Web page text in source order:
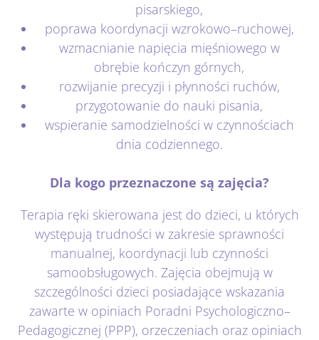
pisarskiego,
poprawa koordynacji wzrokowo–ruchowej,
wzmacnianie napięcia mięśniowego w
obrębie kończyn górnych,
rozwijanie precyzji i płynności ruchów,
przygotowanie do nauki pisania,
wspieranie samodzielności w czynnościach
dnia codziennego.
Dla kogo przeznaczone są zajęcia?
Terapia ręki skierowana jest do dzieci, u których
występują trudności w zakresie sprawności
manualnej, koordynacji lub czynności
samoobsługowych. Zajęcia obejmują w
szczególności dzieci posiadające wskazania
zawarte w opiniach Poradni Psychologiczno–
Pedagogicznej (PPP), orzeczeniach oraz opiniach